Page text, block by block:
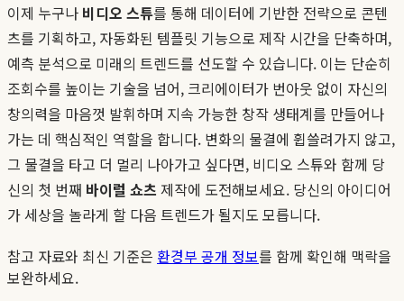
이제 누구나 비디오 스튜를 통해 데이터에 기반한 전략으로 콘텐
츠를 기획하고, 자동화된 템플릿 기능으로 제작 시간을 단축하며,
예측 분석으로 미래의 트렌드를 선도할 수 있습니다. 이는 단순히
조회수를 높이는 기술을 넘어, 크리에이터가 번아웃 없이 자신의
창의력을 마음껏 발휘하며 지속 가능한 창작 생태계를 만들어나
가는 데 핵심적인 역할을 합니다. 변화의 물결에 휩쓸려가지 않고,
그 물결을 타고 더 멀리 나아가고 싶다면, 비디오 스튜와 함께 당
신의 첫 번째 바이럴 쇼츠 제작에 도전해보세요. 당신의 아이디어
가 세상을 놀라게 할 다음 트렌드가 될지도 모릅니다.
참고 자료와 최신 기준은 환경부 공개 정보를 함께 확인해 맥락을
보완하세요.